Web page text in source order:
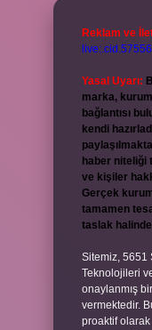
Reklam ve
Yasal Uyarı:
marka,
bağlantısı
kendi
haber niteliği
ve kişiler
Gerçek
tamamen
taslak
Sitemiz, 5651
Teknolojileri
onaylanmış
vermektedir.
proaktif